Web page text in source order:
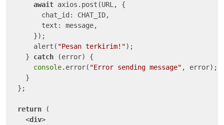
await axios.post(URL, {
chat_id : CHAT_ID,
text : message,
      });
      alert(
"Pesan terkirim!");
    }
catch (error) {
console.error( "Error sending message" , error);
    }
  };
return (
<div>